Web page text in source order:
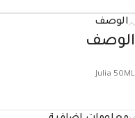
الوصف
الوصف
Julia 50ML